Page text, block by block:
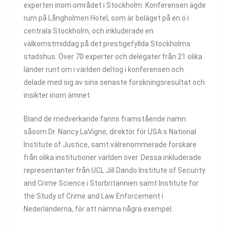
experten inom området i Stockholm. Konferensen ägde
rum på Långholmen Hotel, som är beläget på en ö i
centrala Stockholm, och inkluderade en
välkomstmiddag på det prestigefyllda Stockholms
stadshus. Över 70 experter och delegater från 21 olika
länder runt om i världen deltog i konferensen och
delade med sig av sina senaste forskningsresultat och
insikter inom ämnet.
Bland de medverkande fanns framstående namn
såsom Dr. Nancy LaVigne, direktör för USA:s National
Institute of Justice, samt välrenommerade forskare
från olika institutioner världen över. Dessa inkluderade
representanter från UCL Jill Dando Institute of Security
and Crime Science i Storbritannien samt Institute for
the Study of Crime and Law Enforcement i
Nederländerna, för att nämna några exempel.